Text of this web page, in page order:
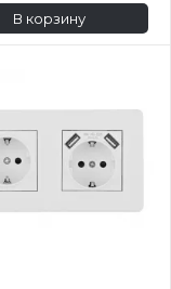
В корзину